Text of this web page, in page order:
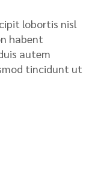
lobortis nisl
habent
autem
tincidunt ut